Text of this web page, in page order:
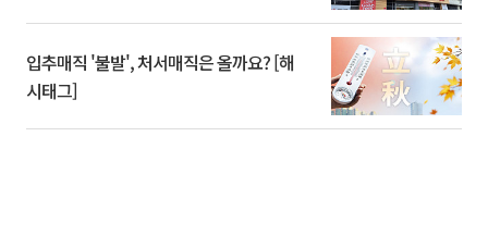
입추매직 '불발', 처서매직은 올까요? [해
시태그]